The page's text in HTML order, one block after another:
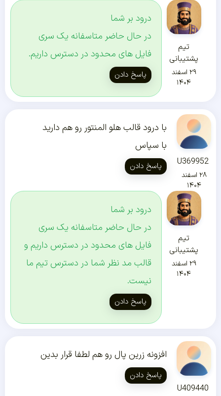
تیم
پشتیبانی
۲۹ اسفند
۱۴۰۴
درود بر شما
در حال حاضر متاسفانه یک سری
فایل های محدود در دسترس داریم.
پاسخ دادن
U369952
۲۸ اسفند
۱۴۰۴
با درود قالب هلو المنتور رو هم دارید
با سپاس
پاسخ دادن
تیم
پشتیبانی
۲۹ اسفند
۱۴۰۴
درود بر شما
در حال حاضر متاسفانه یک سری
فایل های محدود در دسترس داریم و
قالب مد نظر شما در دسترس تیم ما
نیست.
پاسخ دادن
U409440
افزونه زرین پال رو هم لطفا قرار بدین
پاسخ دادن